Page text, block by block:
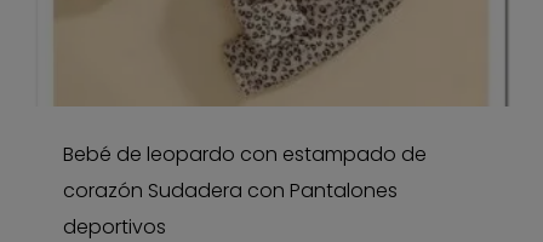
Bebé de leopardo con estampado de
corazón Sudadera con Pantalones
deportivos